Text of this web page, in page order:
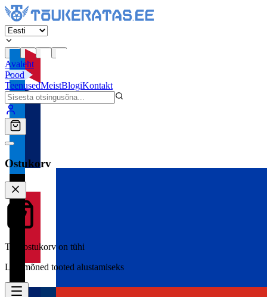
Avaleht
Pood
TeenusedMeistBlogiKontakt
Ostukorv
Teie ostukorv on tühi
Lisa mõned tooted alustamiseks